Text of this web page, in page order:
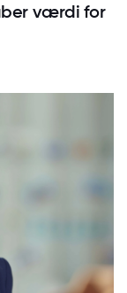
værdi for